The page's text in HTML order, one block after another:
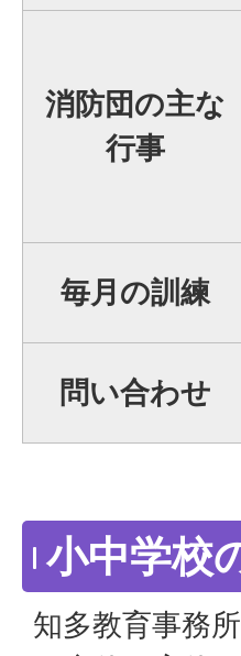
消防団の主な
行事
毎月の訓練
問い合わせ
小中学校
知多教育事務